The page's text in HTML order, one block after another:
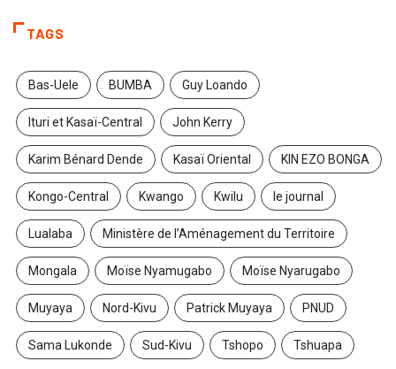
TAGS
Bas-Uele BUMBA Guy Loando
Ituri et Kasaï-Central John Kerry
Karim Bénard Dende Kasaï Oriental KIN EZO BONGA
Kongo-Central Kwango Kwilu le journal
Lualaba Ministère de l’Aménagement du Territoire
Mongala Moïse Nyamugabo Moïse Nyarugabo
Muyaya Nord-Kivu Patrick Muyaya PNUD
Sama Lukonde Sud-Kivu Tshopo Tshuapa